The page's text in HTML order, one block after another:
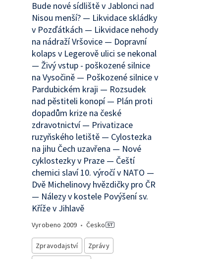
Bude nové sídliště v Jablonci nad
Nisou menší? — Likvidace skládky
v Pozďátkách — Likvidace nehody
na nádraží Vršovice — Dopravní
kolaps v Legerově ulici se nekonal
— Živý vstup - poškozené silnice
na Vysočině — Poškozené silnice v
Pardubickém kraji — Rozsudek
nad pěstiteli konopí — Plán proti
dopadům krize na české
zdravotnictví — Privatizace
ruzyňského letiště — Cylostezka
na jihu Čech uzavřena — Nové
cyklostezky v Praze — Čeští
chemici slaví 10. výročí v NATO —
Dvě Michelinovy hvězdičky pro ČR
— Nálezy v kostele Povýšení sv.
Kříže v Jihlavě
Vyrobeno 2009 • Česko
Zpravodajství
Zprávy